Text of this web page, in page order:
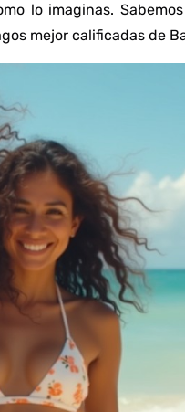
lo imaginas.
mejor calificadas de